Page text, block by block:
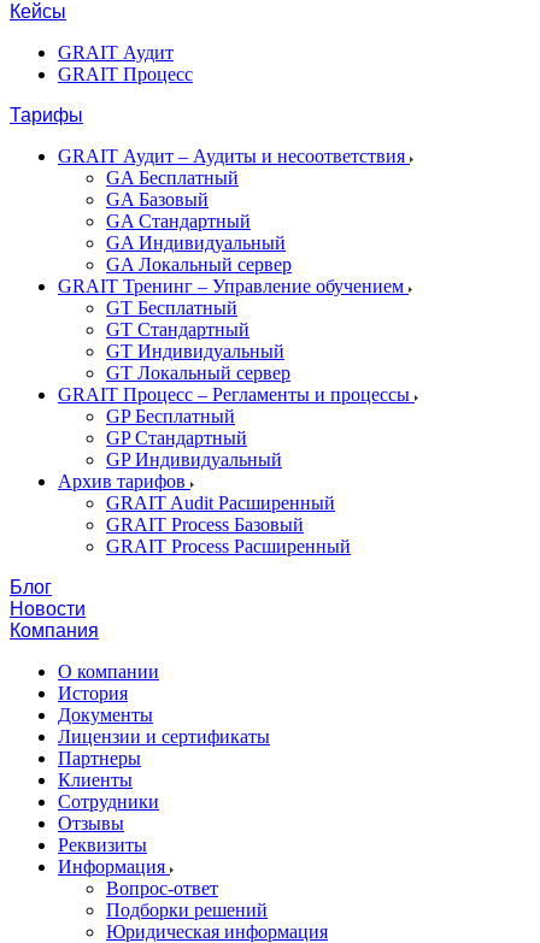
Кейсы
GRAIT Аудит
GRAIT Процесс
Тарифы
GRAIT Аудит – Аудиты и несоответствия
GA Бесплатный
GA Базовый
GA Стандартный
GA Индивидуальный
GA Локальный сервер
GRAIT Тренинг – Управление обучением
GT Бесплатный
GT Стандартный
GT Индивидуальный
GT Локальный сервер
GRAIT Процесс – Регламенты и процессы
GP Бесплатный
GP Стандартный
GP Индивидуальный
Архив тарифов
GRAIT Audit Расширенный
GRAIT Process Базовый
GRAIT Process Расширенный
Блог
Новости
Компания
О компании
История
Документы
Лицензии и сертификаты
Партнеры
Клиенты
Сотрудники
Отзывы
Реквизиты
Информация
Вопрос-ответ
Подборки решений
Юридическая информация